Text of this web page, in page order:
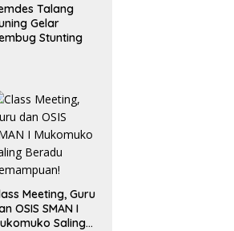
Talang
Gelar
Stunting
Meeting, Guru
OSIS SMAN I
Saling